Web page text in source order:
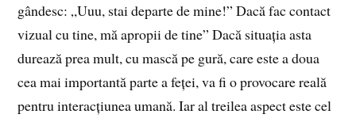
gândesc: „Uuu, stai departe de mine!” Dacă fac contact
vizual cu tine, mă apropii de tine” Dacă situația asta
durează prea mult, cu mască pe gură, care este a doua
cea mai importantă parte a feței, va fi o provocare reală
pentru interacțiunea umană. Iar al treilea aspect este cel